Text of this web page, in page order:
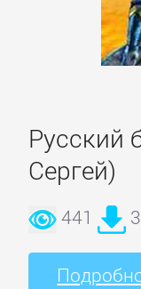
Русский
Сергей)
441
Литература
Мифы.
Легенды.
Эпос
Русская
классика